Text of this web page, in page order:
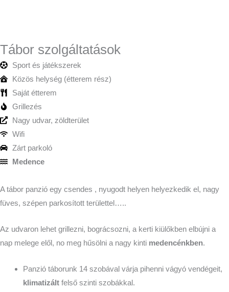
Tábor szolgáltatások
Sport és játékszerek
Közös helység (étterem rész)
Saját étterem
Grillezés
Nagy udvar, zöldterület
Wifi
Zárt parkoló
Medence
A tábor panzió egy csendes , nyugodt helyen helyezkedik el, nagy
füves, szépen parkosított területtel…..
Az udvaron lehet grillezni, bográcsozni, a kerti kiülőkben elbújni a
nap melege elől, no meg hűsölni a nagy kinti medencénkben.
Panzió táborunk 14 szobával várja pihenni vágyó vendégeit,
klimatizált felső szinti szobákkal.